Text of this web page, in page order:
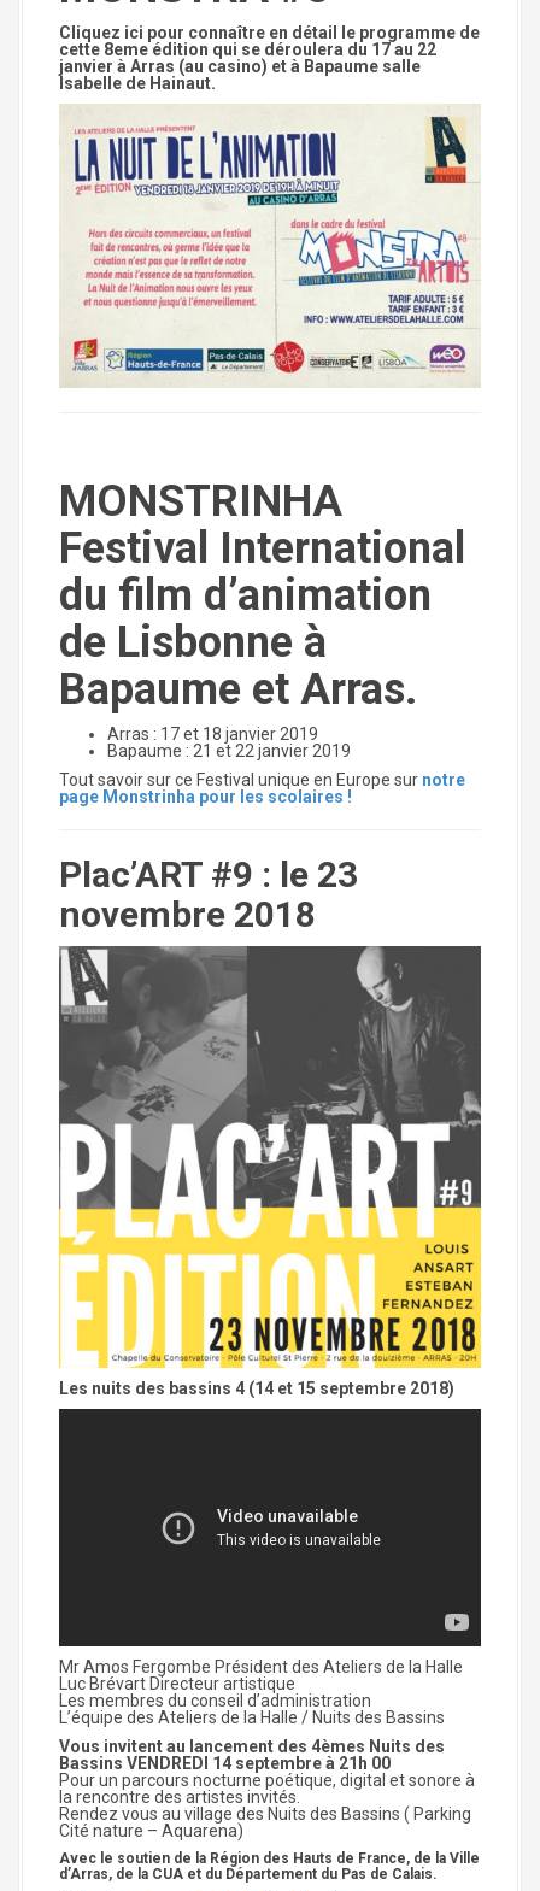
Cliquez ici pour connaître en détail le programme de
cette 8eme édition qui se déroulera du 17 au 22
janvier à Arras (au casino) et à Bapaume salle
Isabelle de Hainaut.
MONSTRINHA
Festival International
du film d’animation
de Lisbonne à
Bapaume et Arras.
Arras : 17 et 18 janvier 2019
Bapaume : 21 et 22 janvier 2019
Tout savoir sur ce Festival unique en Europe sur notre
page Monstrinha pour les scolaires !
Plac’ART #9 : le 23
novembre 2018
Les nuits des bassins 4 (14 et 15 septembre 2018)
Mr Amos Fergombe Président des Ateliers de la Halle
Luc Brévart Directeur artistique
Les membres du conseil d’administration
L’équipe des Ateliers de la Halle / Nuits des Bassins
Vous invitent au lancement des 4èmes Nuits des
Bassins VENDREDI 14 septembre à 21h 00
Pour un parcours nocturne poétique, digital et sonore à
la rencontre des artistes invités.
Rendez vous au village des Nuits des Bassins ( Parking
Cité nature – Aquarena)
Avec le soutien de la Région des Hauts de France, de la Ville
d’Arras, de la CUA et du Département du Pas de Calais.